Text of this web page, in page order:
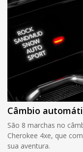
Câmbio
São 8 marchas no
Cherokee 4xe, que
sua aventura.